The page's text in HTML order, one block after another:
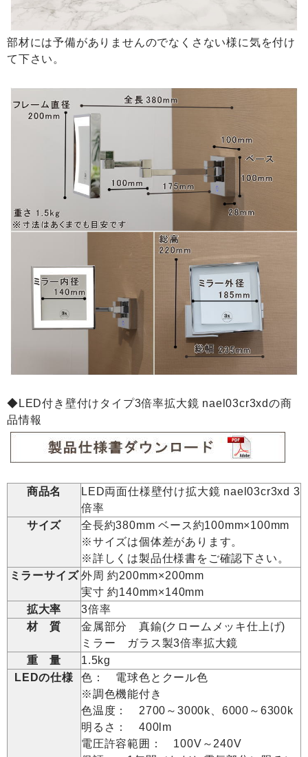
部材には予備がありませんのでなくさない様に気を付け
て下さい。
◆LED付き壁付けタイプ3倍率拡大鏡 nael03cr3xdの商
品情報
商品名
LED両面仕様壁付け拡大鏡 nael03cr3xd 3
倍率
サイズ
全長約380mm ベース約100mm×100mm
※サイズは個体差があります。
※詳しくは製品仕様書をご確認下さい。
ミラーサイズ 外周 約200mm×200mm
実寸 約140mm×140mm
拡大率
3倍率
材 質
金属部分 真鍮(クロームメッキ仕上げ)
ミラー ガラス製3倍率拡大鏡
重 量
1.5kg
LEDの仕様
色： 電球色とクール色
※調色機能付き
色温度： 2700～3000k、6000～6300k
明るさ： 400lm
電圧許容範囲： 100V～240V